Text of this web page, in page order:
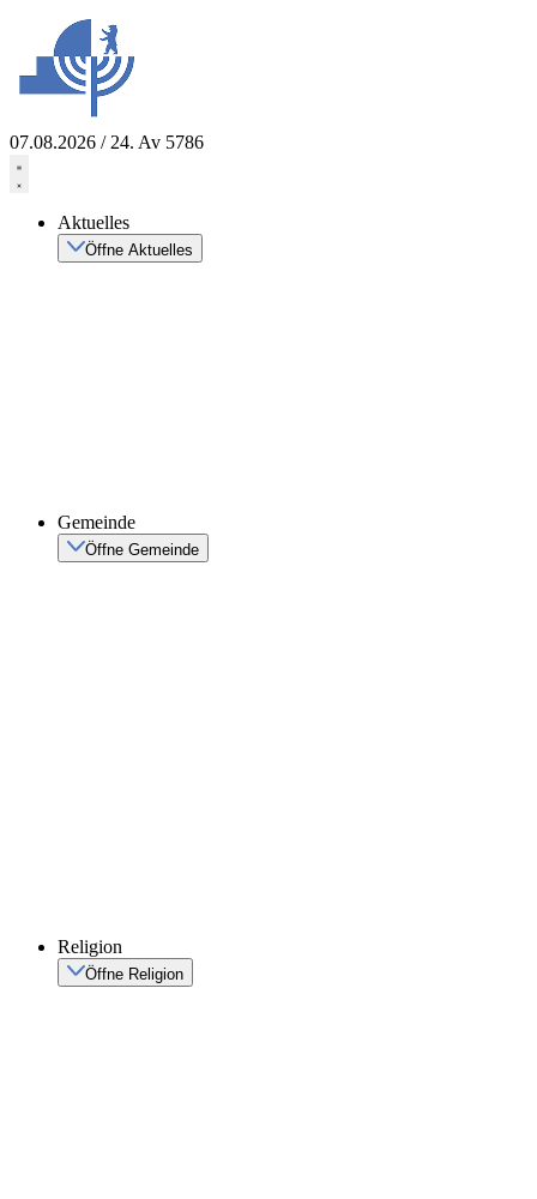
springen
07.08.2026 / 24. Av 5786
Aktuelles
Öffne Aktuelles
Gemeinde
Öffne Gemeinde
Religion
Öffne Religion